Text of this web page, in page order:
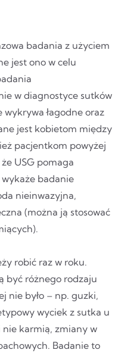
badania z użyciem
jest ono w celu
w diagnostyce sutków
wykrywa łagodne oraz
jest kobietom między
pacjentkom powyżej
USG pomaga
badanie
nieinwazyjna,
(można ją stosować
robić raz w roku.
być różnego rodzaju
nie było – np. guzki,
wyciek z sutka u
nie karmią, zmiany w
Badanie to